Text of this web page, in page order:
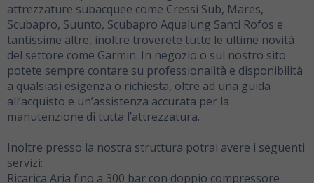
attrezzature subacquee come Cressi Sub, Mares,
Scubapro, Suunto, Scubapro Aqualung Santi Rofos e
tantissime altre, inoltre troverete tutte le ultime novità
del settore come Garmin. In negozio o sul nostro sito
potete sempre contare su professionalità e disponibilità
a qualsiasi esigenza o richiesta, oltre ad una guida
all’acquisto e un’assistenza accurata per la
manutenzione di tutta l’attrezzatura.
Inoltre presso la nostra struttura potrai avere i seguenti
servizi:
Ricarica Aria fino a 300 bar con doppio compressore